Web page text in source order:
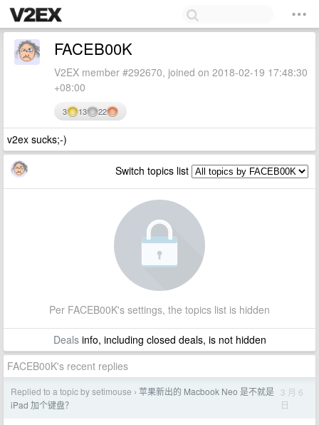
FACEB00K
V2EX member #292670, joined on 2018-02-19 17:48:30
+08:00
3 13 22
v2ex sucks;-)
Switch topics list
Per FACEB00K's settings, the topics list is hidden
Dealsinfo, including closed deals, is not hidden
FACEB00K's recent replies
Replied to a topic by setimouse › 苹果新出的 Macbook Neo 是不就是
iPad 加个键盘？
3 月 6
日